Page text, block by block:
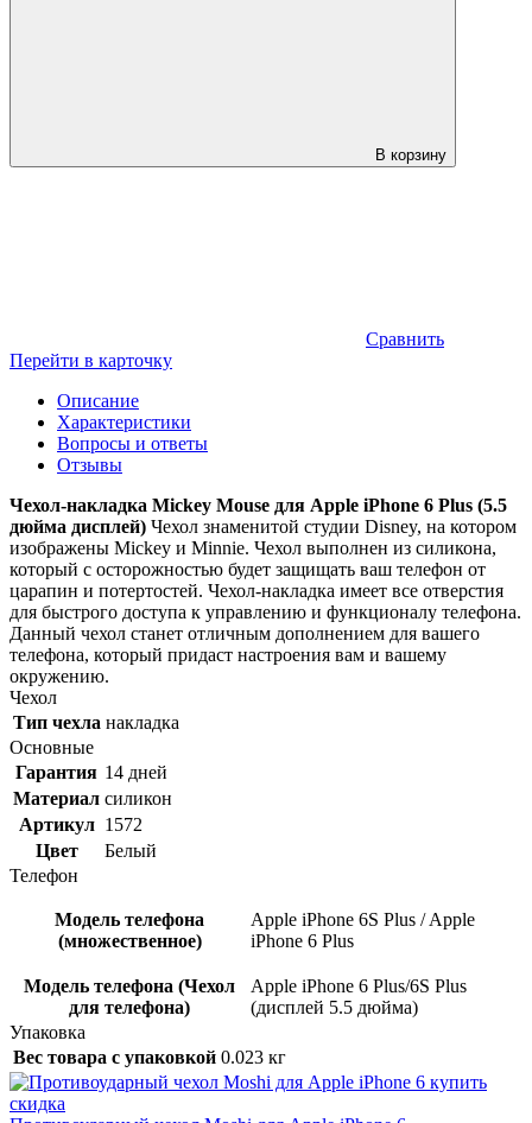
В корзину
Сравнить
Перейти в карточку
Описание
Характеристики
Вопросы и ответы
Отзывы
Чехол-накладка Mickey Mouse для Apple iPhone 6 Plus (5.5
дюйма дисплей) Чехол знаменитой студии Disney, на котором
изображены Mickey и Minnie. Чехол выполнен из силикона,
который с осторожностью будет защищать ваш телефон от
царапин и потертостей. Чехол-накладка имеет все отверстия
для быстрого доступа к управлению и функционалу телефона.
Данный чехол станет отличным дополнением для вашего
телефона, который придаст настроения вам и вашему
окружению.
Чехол
Тип чехла накладка
Основные
Гарантия 14 дней
Материал силикон
Артикул 1572
Цвет
Белый
Телефон
Модель телефона
(множественное)
Apple iPhone 6S Plus / Apple
iPhone 6 Plus
Модель телефона (Чехол
для телефона)
Apple iPhone 6 Plus/6S Plus
(дисплей 5.5 дюйма)
Упаковка
Вес товара с упаковкой 0.023 кг
скидка